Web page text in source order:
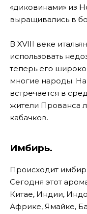
«диковинами» из
выращивались в
В XVIII веке
использовать
теперь его
многие народы.
встречается в
жители Прованса
кабачков.
Имбирь.
Происходит
Сегодня этот
Китае, Индии,
Африке, Ямайке,